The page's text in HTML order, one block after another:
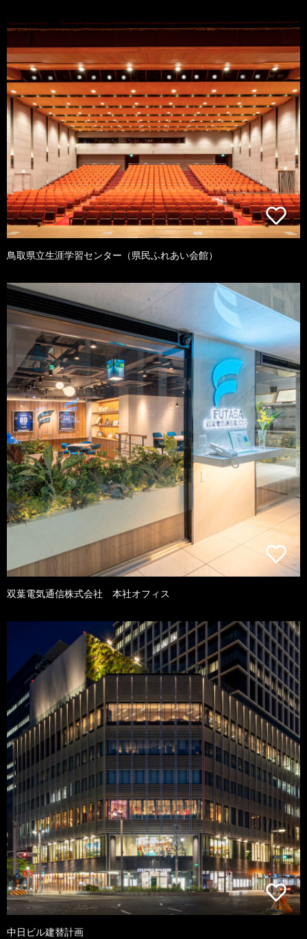
鳥取県立生涯学習センター（県民ふれあい会館）
双葉電気通信株式会社 本社オフィス
中日ビル建替計画